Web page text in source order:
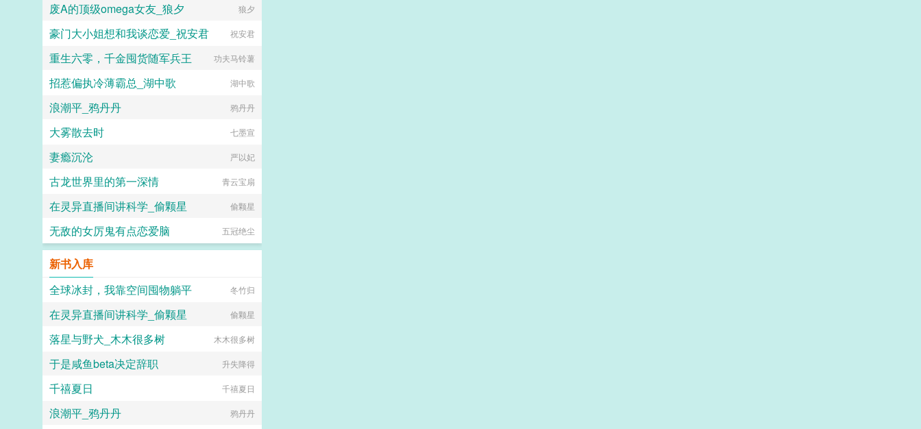
废A的顶级omega女友_狼夕 狼夕
豪门大小姐想和我谈恋爱_祝安君 祝安君
重生六零，千金囤货随军兵王 功夫马铃薯
招惹偏执冷薄霸总_湖中歌 湖中歌
浪潮平_鸦丹丹 鸦丹丹
大雾散去时 七墨宣
妻瘾沉沦 严以妃
古龙世界里的第一深情 青云宝扇
在灵异直播间讲科学_偷颗星 偷颗星
无敌的女厉鬼有点恋爱脑 五冠绝尘
新书入库
全球冰封，我靠空间囤物躺平
冬竹归
在灵异直播间讲科学_偷颗星 偷颗星
落星与野犬_木木很多树 木木很多树
于是咸鱼beta决定辞职 升失降得
千禧夏日 千禧夏日
浪潮平_鸦丹丹 鸦丹丹